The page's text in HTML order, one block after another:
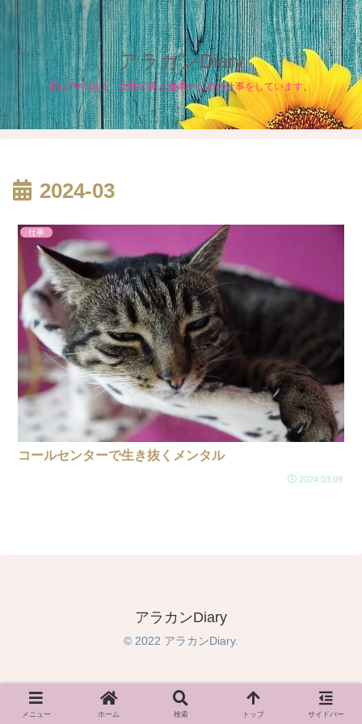
アラカンDiary
私は20年以上、女性の美と健康のための仕事をしています。
2024-03
仕事
コールセンターで生き抜くメンタル
2024.03.09
アラカンDiary
© 2022 アラカンDiary.
メニュー ホーム 検索 トップ サイドバー